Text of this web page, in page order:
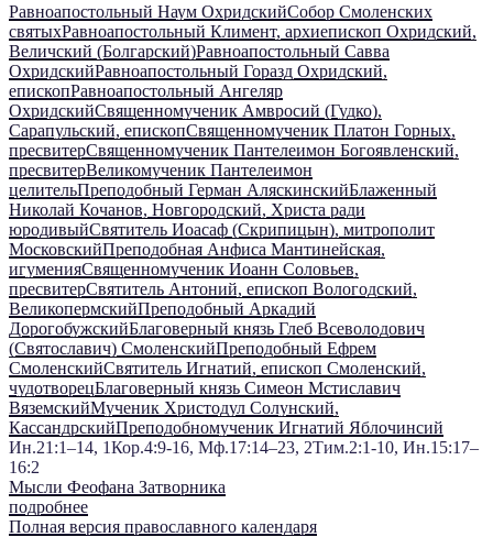
Равноапостольный Наум ОхридскийСобор Смоленских
святыхРавноапостольный Климент, архиепископ Охридский,
Величский (Болгарский)Равноапостольный Савва
ОхридскийРавноапостольный Горазд Охридский,
епископРавноапостольный Ангеляр
ОхридскийСвященномученик Амвросий (Гудко),
Сарапульский, епископСвященномученик Платон Горных,
пресвитерСвященномученик Пантелеимон Богоявленский,
пресвитерВеликомученик Пантелеимон
целительПреподобный Герман АляскинскийБлаженный
Николай Кочанов, Новгородский, Христа ради
юродивыйСвятитель Иоасаф (Скрипицын), митрополит
МосковскийПреподобная Анфиса Мантинейская,
игуменияСвященномученик Иоанн Соловьев,
пресвитерСвятитель Антоний, епископ Вологодский,
ВеликопермскийПреподобный Аркадий
ДорогобужскийБлаговерный князь Глеб Всеволодович
(Святославич) СмоленскийПреподобный Ефрем
СмоленскийСвятитель Игнатий, епископ Смоленский,
чудотворецБлаговерный князь Симеон Мстиславич
ВяземскийМученик Христодул Солунский,
КассандрскийПреподобномученик Игнатий Яблочинсий
Ин.21:1–14, 1Кор.4:9-16, Мф.17:14–23, 2Тим.2:1-10, Ин.15:17–
16:2
Мысли Феофана Затворника
подробнее
Полная версия православного календаря